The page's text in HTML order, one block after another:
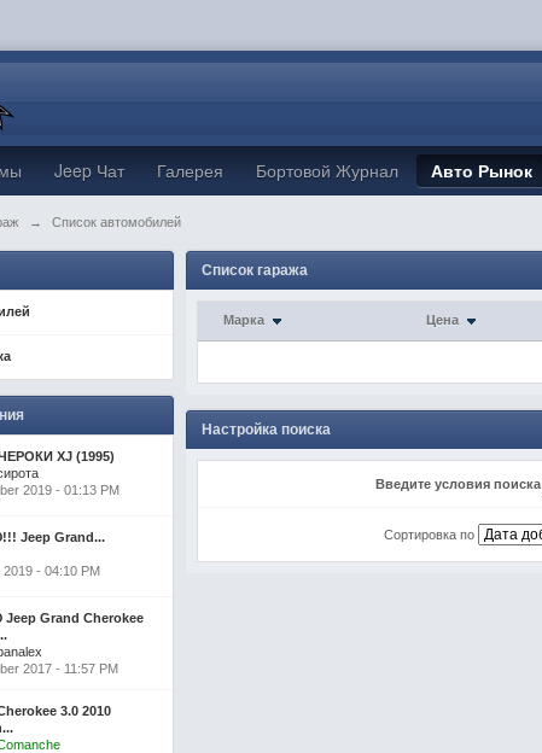
Jeep Чат Галерея Бортовой Журнал Авто Рынок
→ Список автомобилей
XJ (1995)
2019 - 01:13 PM
Jeep Grand...
2019 - 04:10 PM
Grand Cherokee
2017 - 11:57 PM
3.0 2010
Список гаража
Марка Цена
Настройка поиска
Введите условия поиска
Сортировка по